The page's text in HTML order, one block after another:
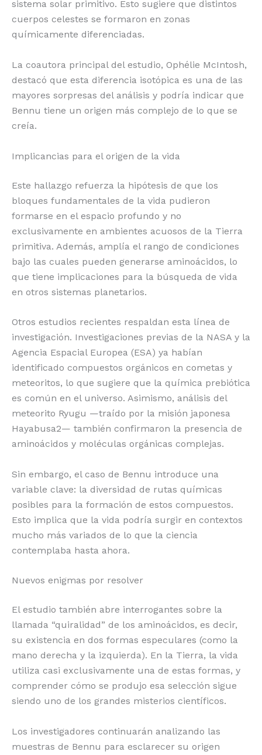
sistema solar primitivo. Esto sugiere que distintos
cuerpos celestes se formaron en zonas
químicamente diferenciadas.
La coautora principal del estudio, Ophélie McIntosh,
destacó que esta diferencia isotópica es una de las
mayores sorpresas del análisis y podría indicar que
Bennu tiene un origen más complejo de lo que se
creía.
Implicancias para el origen de la vida
Este hallazgo refuerza la hipótesis de que los
bloques fundamentales de la vida pudieron
formarse en el espacio profundo y no
exclusivamente en ambientes acuosos de la Tierra
primitiva. Además, amplía el rango de condiciones
bajo las cuales pueden generarse aminoácidos, lo
que tiene implicaciones para la búsqueda de vida
en otros sistemas planetarios.
Otros estudios recientes respaldan esta línea de
investigación. Investigaciones previas de la NASA y la
Agencia Espacial Europea (ESA) ya habían
identificado compuestos orgánicos en cometas y
meteoritos, lo que sugiere que la química prebiótica
es común en el universo. Asimismo, análisis del
meteorito Ryugu —traído por la misión japonesa
Hayabusa2— también confirmaron la presencia de
aminoácidos y moléculas orgánicas complejas.
Sin embargo, el caso de Bennu introduce una
variable clave: la diversidad de rutas químicas
posibles para la formación de estos compuestos.
Esto implica que la vida podría surgir en contextos
mucho más variados de lo que la ciencia
contemplaba hasta ahora.
Nuevos enigmas por resolver
El estudio también abre interrogantes sobre la
llamada “quiralidad” de los aminoácidos, es decir,
su existencia en dos formas especulares (como la
mano derecha y la izquierda). En la Tierra, la vida
utiliza casi exclusivamente una de estas formas, y
comprender cómo se produjo esa selección sigue
siendo uno de los grandes misterios científicos.
Los investigadores continuarán analizando las
muestras de Bennu para esclarecer su origen